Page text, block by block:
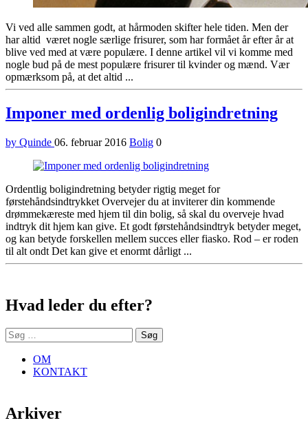
Vi ved alle sammen godt, at hårmoden skifter hele tiden. Men der
har altid været nogle særlige frisurer, som har formået år efter år at
blive ved med at være populære. I denne artikel vil vi komme med
nogle bud på de mest populære frisurer til kvinder og mænd. Vær
opmærksom på, at det altid ...
Imponer med ordenlig boligindretning
by Quinde 06. februar 2016 Bolig 0
Ordentlig boligindretning betyder rigtig meget for
førstehåndsindtrykket Overvejer du at inviterer din kommende
drømmekæreste med hjem til din bolig, så skal du overveje hvad
indtryk dit hjem kan give. Et godt førstehåndsindtryk betyder meget,
og kan betyde forskellen mellem succes eller fiasko. Rod – er roden
til alt ondt Det kan give et enormt dårligt ...
Hvad leder du efter?
Søg
efter:
OM
KONTAKT
Arkiver